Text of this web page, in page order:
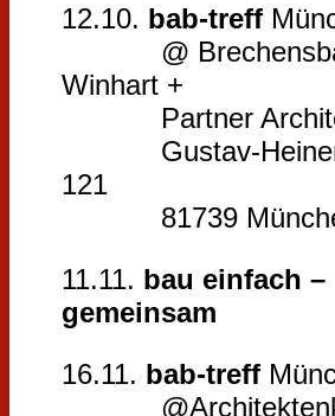
12.10. bab-treff
@
Winhart +
Partner
Gustav-
121
81739
11.11. bau einfach –
gemeinsam
16.11. bab-treff